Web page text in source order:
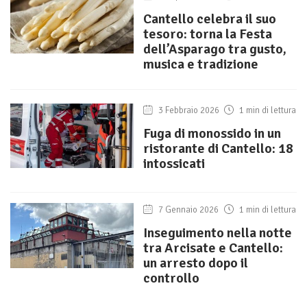
Cantello celebra il suo
tesoro: torna la Festa
dell’Asparago tra gusto,
musica e tradizione
3 Febbraio 2026 1 min di lettura
Fuga di monossido in un
ristorante di Cantello: 18
intossicati
7 Gennaio 2026 1 min di lettura
Inseguimento nella notte
tra Arcisate e Cantello:
un arresto dopo il
controllo